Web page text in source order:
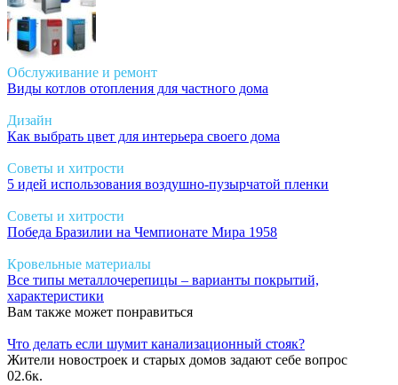
Обслуживание и ремонт
Виды котлов отопления для частного дома
Дизайн
Как выбрать цвет для интерьера своего дома
Советы и хитрости
5 идей использования воздушно-пузырчатой пленки
Советы и хитрости
Победа Бразилии на Чемпионате Мира 1958
Кровельные материалы
Все типы металлочерепицы – варианты покрытий,
характеристики
Вам также может понравиться
Что делать если шумит канализационный стояк?
Жители новостроек и старых домов задают себе вопрос
02.6к.